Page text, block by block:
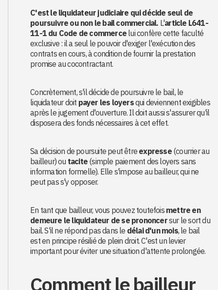
C'est le liquidateur judiciaire qui décide seul de
poursuivre ou non le bail commercial. L'article L641-
11-1 du Code de commerce lui confère cette faculté
exclusive : il a seul le pouvoir d'exiger l'exécution des
contrats en cours, à condition de fournir la prestation
promise au cocontractant.
Concrètement, s'il décide de poursuivre le bail, le
liquidateur doit payer les loyersqui deviennent exigibles
après le jugement d'ouverture. Il doit aussi s'assurer qu'il
disposera des fonds nécessaires à cet effet.
Sa décision de poursuite peut être expresse(courrier au
bailleur) ou tacite (simple paiement des loyers sans
information formelle). Elle s'impose au bailleur, qui ne
peut pas s'y opposer.
En tant que bailleur, vous pouvez toutefois mettre en
demeure le liquidateur de se prononcersur le sort du
bail. S'il ne répond pas dans le délai d'un mois, le bail
est en principe résilié de plein droit. C'est un levier
important pour éviter une situation d'attente prolongée.
Comment le bailleur